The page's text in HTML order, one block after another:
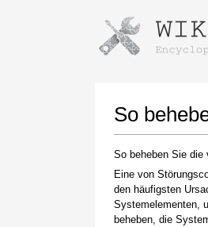
So
So beheben Sie die
Eine von
den häufigsten
Systemelementen,
beheben, die
Anweisungen zum